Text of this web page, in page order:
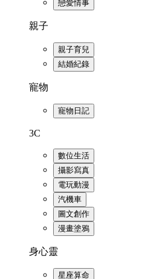
戀愛情事
親子
親子育兒
結婚紀錄
寵物
寵物日記
3C
數位生活
攝影寫真
電玩動漫
汽機車
圖文創作
漫畫塗鴉
身心靈
星座算命